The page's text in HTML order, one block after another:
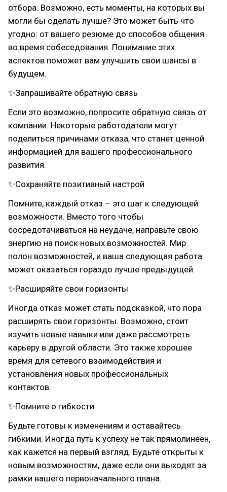
отбора. Возможно, есть моменты, на которых вы
могли бы сделать лучше? Это может быть что
угодно: от вашего резюме до способов общения
во время собеседования. Понимание этих
аспектов поможет вам улучшить свои шансы в
будущем.
✨Запрашивайте обратную связь
Если это возможно, попросите обратную связь от
компании. Некоторые работодатели могут
поделиться причинами отказа, что станет ценной
информацией для вашего профессионального
развития.
✨Сохраняйте позитивный настрой
Помните, каждый отказ – это шаг к следующей
возможности. Вместо того чтобы
сосредотачиваться на неудаче, направьте свою
энергию на поиск новых возможностей. Мир
полон возможностей, и ваша следующая работа
может оказаться гораздо лучше предыдущей.
✨Расширяйте свои горизонты
Иногда отказ может стать подсказкой, что пора
расширять свои горизонты. Возможно, стоит
изучить новые навыки или даже рассмотреть
карьеру в другой области. Это также хорошее
время для сетевого взаимодействия и
установления новых профессиональных
контактов.
✨Помните о гибкости
Будьте готовы к изменениям и оставайтесь
гибкими. Иногда путь к успеху не так прямолинеен,
как кажется на первый взгляд. Будьте открыты к
новым возможностям, даже если они выходят за
рамки вашего первоначального плана.